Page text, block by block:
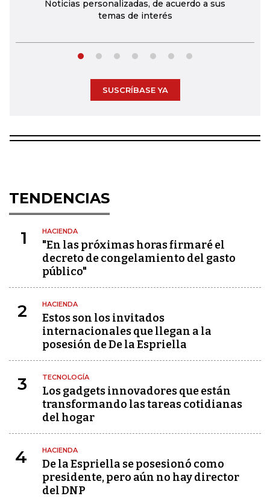
Noticias personalizadas, de acuerdo a sus
temas de interés
SUSCRÍBASE YA
TENDENCIAS
1 HACIENDA
"En las próximas horas firmaré el
decreto de congelamiento del gasto
público"
2 HACIENDA
Estos son los invitados
internacionales que llegan a la
posesión de De la Espriella
3 TECNOLOGÍA
Los gadgets innovadores que están
transformando las tareas cotidianas
del hogar
4 HACIENDA
De la Espriella se posesionó como
presidente, pero aún no hay director
del DNP